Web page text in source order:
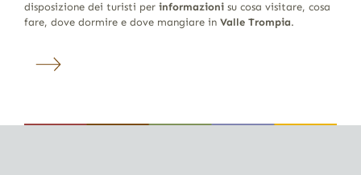
disposizione dei turisti per informazionisu cosa visitare, cosa
fare, dove dormire e dove mangiare in Valle Trompia.